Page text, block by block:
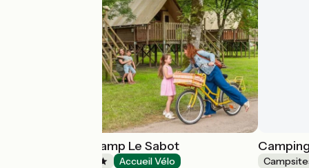
Camping Onlycamp Le Sabot
Accueil Vélo